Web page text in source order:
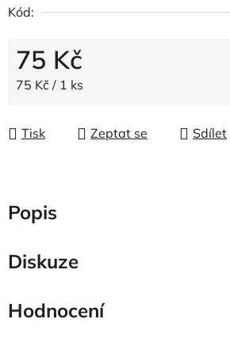
Kód:
75 Kč
Měrná cena:
75 Kč / 1 ks
Tisk Zeptat se Sdílet
Popis
Diskuze
Hodnocení